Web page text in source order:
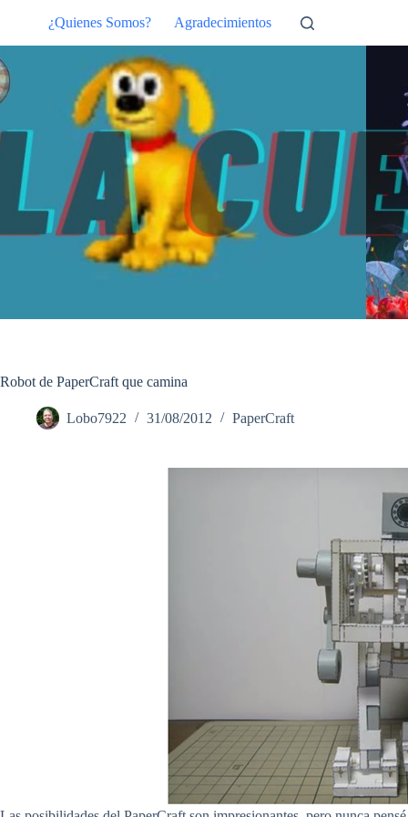
¿Quienes Somos? Agradecimientos
Robot de PaperCraft que camina
Lobo7922 31/08/2012 PaperCraft